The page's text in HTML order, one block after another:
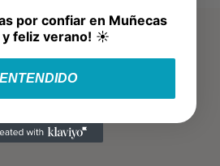
por confiar en Muñecas
y feliz verano! ☀️
ENTENDIDO